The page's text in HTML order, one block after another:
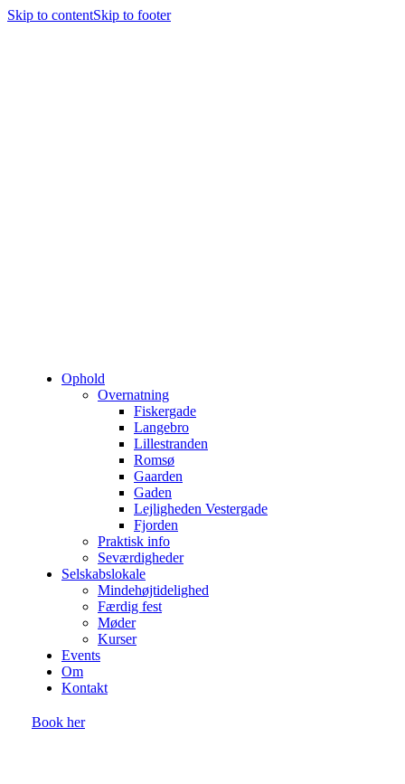
Skip to contentSkip to footer
Ophold
Overnatning
Fiskergade
Langebro
Lillestranden
Romsø
Gaarden
Gaden
Lejligheden Vestergade
Fjorden
Praktisk info
Seværdigheder
Selskabslokale
Mindehøjtidelighed
Færdig fest
Møder
Kurser
Events
Om
Kontakt
Book her